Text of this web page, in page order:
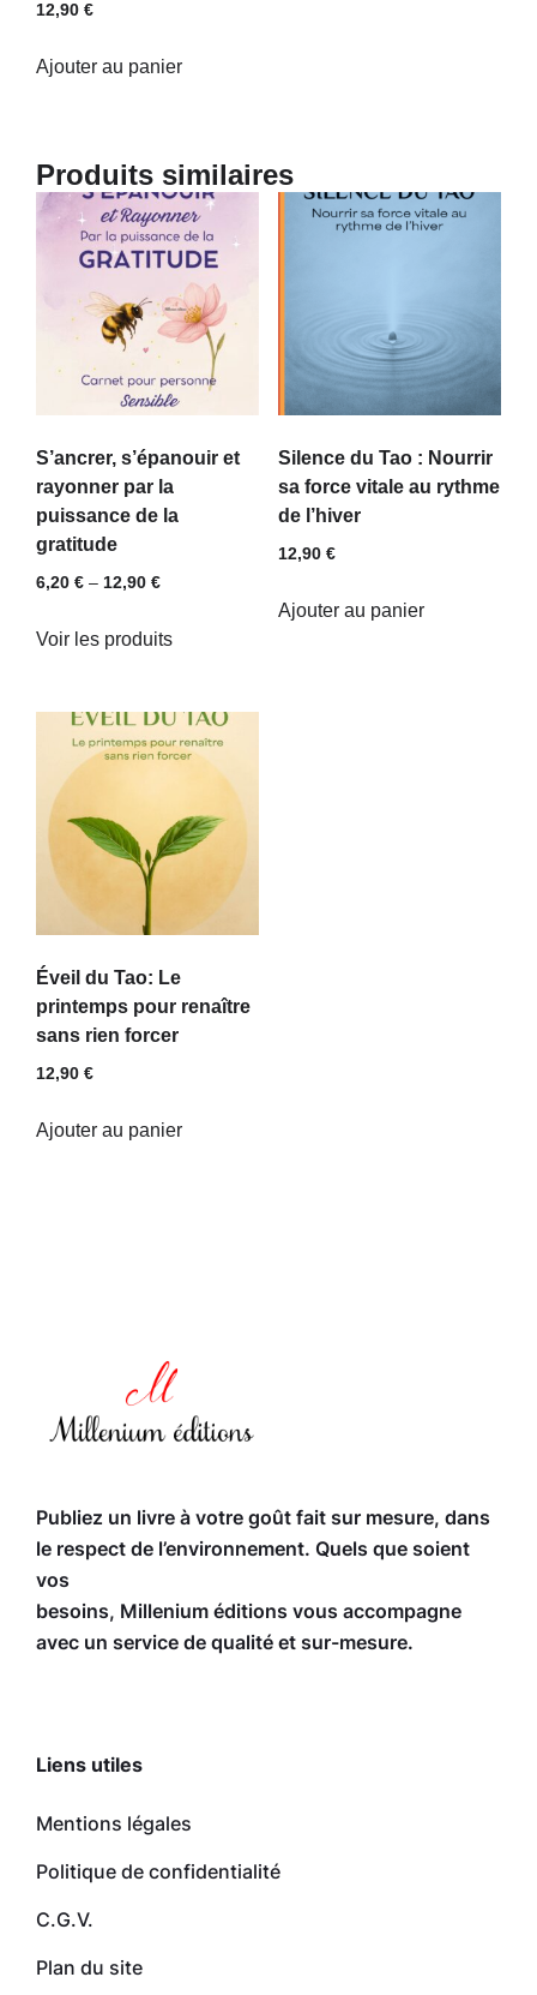
12,90 €
Ajouter au panier
Produits similaires
S’ancrer, s’épanouir et
rayonner par la
puissance de la
gratitude
6,20 € – 12,90 €
Voir les produits
Silence du Tao : Nourrir
sa force vitale au rythme
de l’hiver
12,90 €
Ajouter au panier
Éveil du Tao: Le
printemps pour renaître
sans rien forcer
12,90 €
Ajouter au panier
Publiez un livre à votre goût fait sur mesure, dans
le respect de l’environnement. Quels que soient
vos
besoins, Millenium éditions vous accompagne
avec un service de qualité et sur-mesure.
Liens utiles
Mentions légales
Politique de confidentialité
C.G.V.
Plan du site